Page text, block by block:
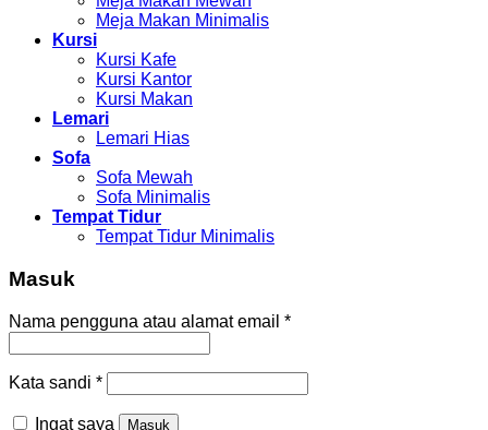
Meja Makan Minimalis
Kursi
Kursi Kafe
Kursi Kantor
Kursi Makan
Lemari
Lemari Hias
Sofa
Sofa Mewah
Sofa Minimalis
Tempat Tidur
Tempat Tidur Minimalis
Masuk
Nama pengguna atau alamat email *
Kata sandi *
Ingat saya Masuk